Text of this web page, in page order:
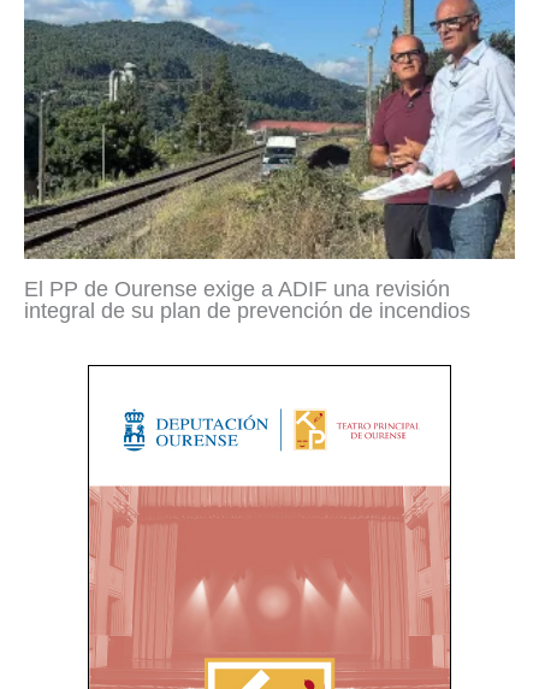
El PP de Ourense exige a ADIF una revisión
integral de su plan de prevención de incendios